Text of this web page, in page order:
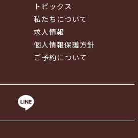
トピックス
私たちについて
求人情報
個人情報保護方針
ご予約について